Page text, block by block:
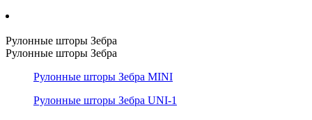
Рулонные шторы Зебра
Рулонные шторы Зебра
Рулонные шторы Зебра MINI
Рулонные шторы Зебра UNI-1